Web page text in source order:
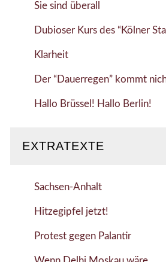
Sie sind überall
Dubioser Kurs des “Kölner
Klarheit
Der “Dauerregen” kommt
Hallo Brüssel! Hallo Berlin!
EXTRATEXTE
Sachsen-Anhalt
Hitzegipfel jetzt!
Protest gegen Palantir